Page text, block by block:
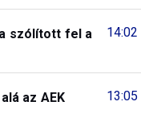
14:02
szólított fel a
13:05
az AEK